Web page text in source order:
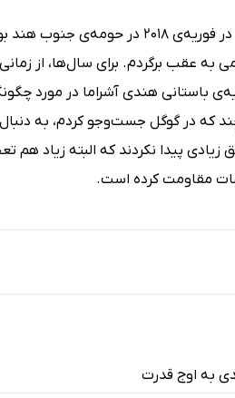
زمانی که به عمق رفتم، صبحی چسبناک و
به عقب برگردم. برای سال‌ها، از
باستانی هندی آشراما در مورد
که در گوگل جست‌وجو کردم، به
زیادی پیدا نکردند که البته زیاد
مقاومت کرده است.
به اوج قدرت